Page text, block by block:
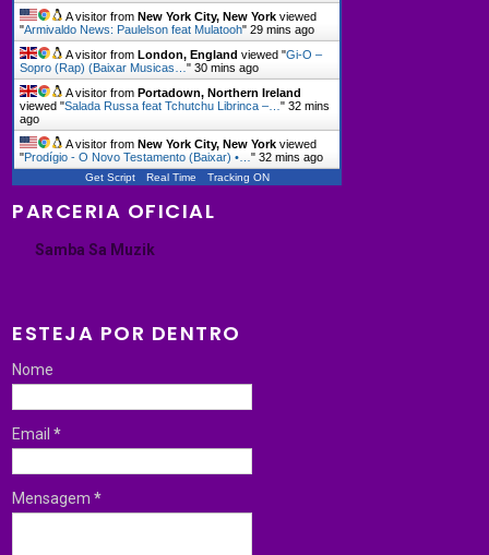
A visitor fromNew York City, New York viewed
"Armivaldo News: Paulelson feat Mulatooh"29 mins ago
A visitor fromLondon, England viewed "Gi-O –
Sopro (Rap) (Baixar Musicas…"30 mins ago
A visitor fromPortadown, Northern Ireland
viewed "Salada Russa feat Tchutchu Librinca –…"32 mins
ago
A visitor fromNew York City, New York viewed
"Prodígio - O Novo Testamento (Baixar) •…"32 mins ago
Get Script Real Time Tracking ON
PARCERIA OFICIAL
Samba Sa Muzik
ESTEJA POR DENTRO
Nome
Email*
Mensagem*